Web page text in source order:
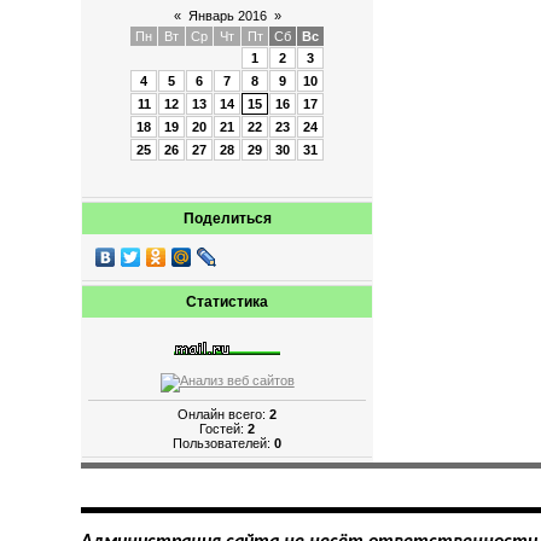
« Январь 2016 »
Пн
Вт Ср Чт Пт Сб
Вс
1
2
3
4
5 6 7 8 9
10
11
12 13 14 15 16
17
18
19 20 21 22 23
24
25
26 27 28 29 30 31
Поделиться
Статистика
Онлайн всего:2
Гостей:2
Пользователей:0